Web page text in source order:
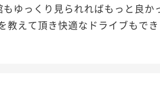
ゆっくり見られればもっと良か
えて頂き快適なドライブもで